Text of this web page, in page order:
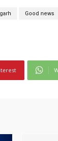
Good news